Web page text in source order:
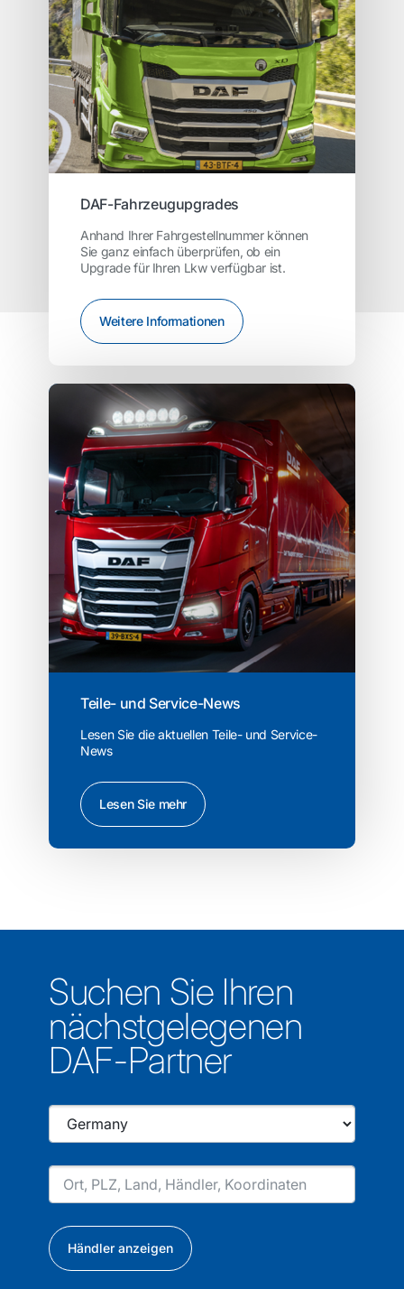
DAF-Fahrzeugupgrades
Anhand Ihrer Fahrgestellnummer können
Sie ganz einfach überprüfen, ob ein
Upgrade für Ihren Lkw verfügbar ist.
Weitere Informationen
Teile- und Service-News
Lesen Sie die aktuellen Teile- und Service-
News
Lesen Sie mehr
Suchen Sie Ihren
nächstgelegenen
DAF-Partner
Händler anzeigen